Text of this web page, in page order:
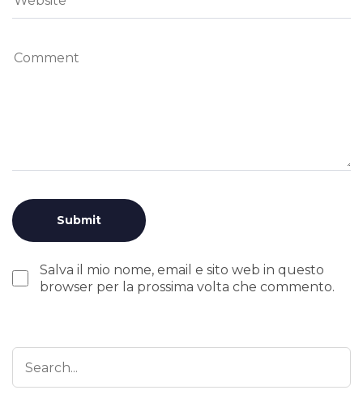
Salva il mio nome, email e sito web in questo
browser per la prossima volta che commento.